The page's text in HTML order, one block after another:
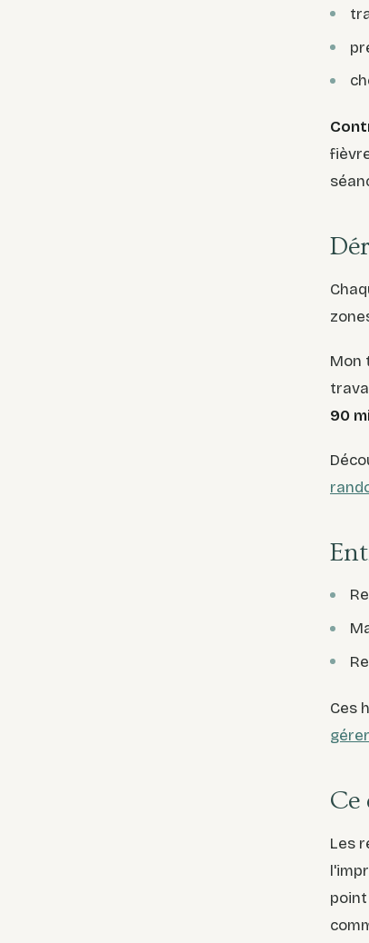
Mon
90
Ces
Ce
Les